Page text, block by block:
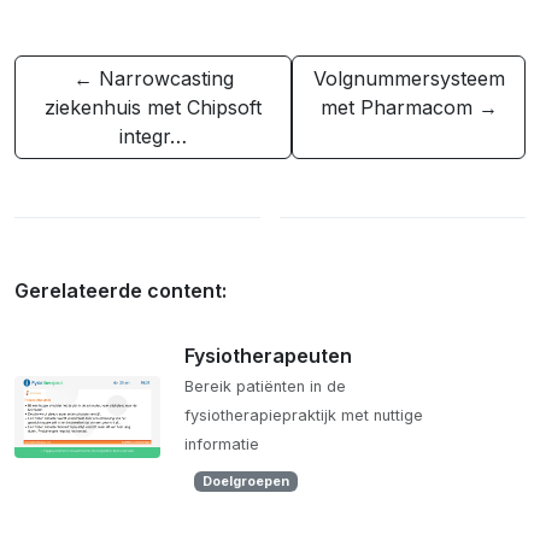
← Narrowcasting
ziekenhuis met Chipsoft
integr…
Volgnummersysteem
met Pharmacom →
Gerelateerde content:
Fysiotherapeuten
Bereik patiënten in de
fysiotherapiepraktijk met nuttige
informatie
Doelgroepen